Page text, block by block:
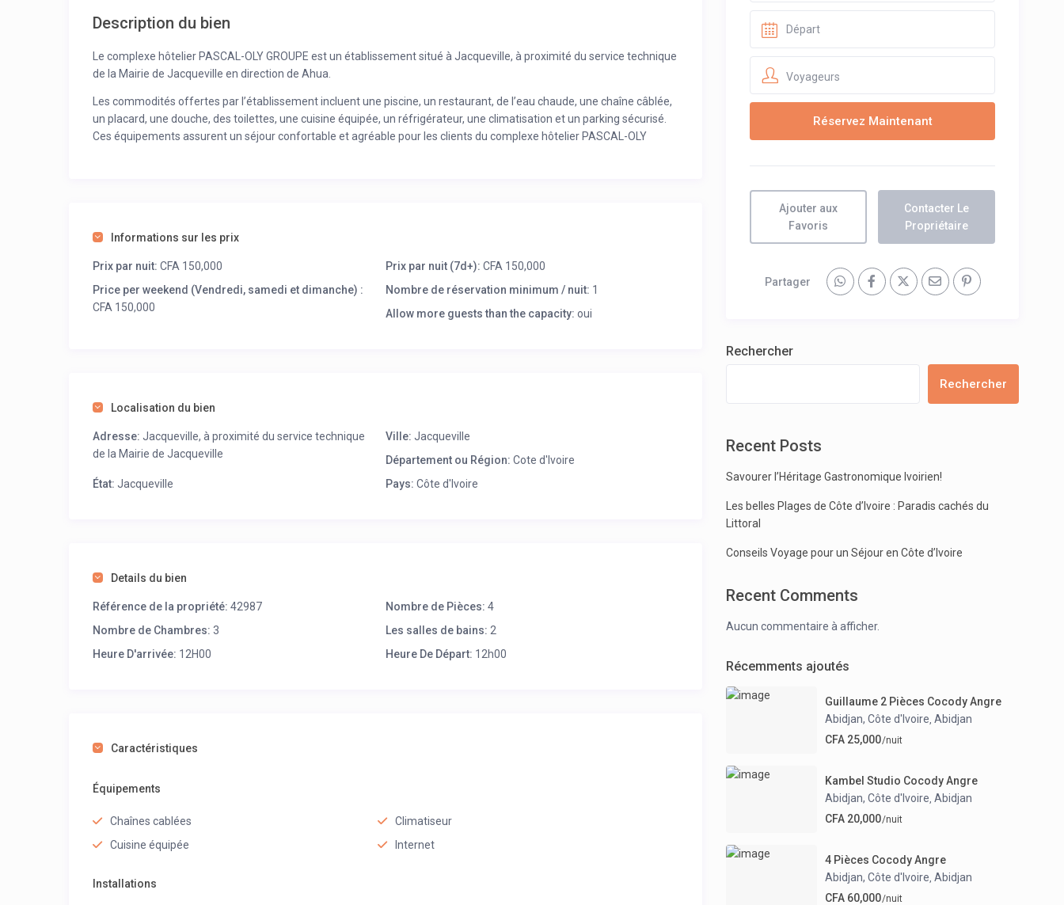
Description du bien
Le complexe hôtelier PASCAL-OLY GROUPE est un établissement situé à Jacqueville, à proximité du service technique
de la Mairie de Jacqueville en direction de Ahua.
Les commodités offertes par l’établissement incluent une piscine, un restaurant, de l’eau chaude, une chaîne câblée,
un placard, une douche, des toilettes, une cuisine équipée, un réfrigérateur, une climatisation et un parking sécurisé.
Ces équipements assurent un séjour confortable et agréable pour les clients du complexe hôtelier PASCAL-OLY
Informations sur les prix
Prix par nuit: CFA 150,000 Prix par nuit (7d+): CFA 150,000
Price per weekend (Vendredi, samedi et dimanche) :
CFA 150,000
Nombre de réservation minimum / nuit: 1
Allow more guests than the capacity: oui
Localisation du bien
Adresse: Jacqueville, à proximité du service technique
de la Mairie de Jacqueville
Ville: Jacqueville
Département ou Région: Cote d'Ivoire
État: Jacqueville Pays: Côte d'Ivoire
Details du bien
Référence de la propriété: 42987 Nombre de Pièces: 4
Nombre de Chambres: 3 Les salles de bains: 2
Heure D'arrivée: 12H00 Heure De Départ: 12h00
Caractéristiques
Équipements
Chaînes cablées
Climatiseur
Cuisine équipée
Internet
Installations
Voyageurs
Ajouter aux
Favoris
Contacter Le
Propriétaire
Partager
Rechercher
Rechercher
Recent Posts
Savourer l’Héritage Gastronomique Ivoirien!
Les belles Plages de Côte d’Ivoire : Paradis cachés du
Littoral
Conseils Voyage pour un Séjour en Côte d’Ivoire
Recent Comments
Aucun commentaire à afficher.
Récemments ajoutés
Guillaume 2 Pièces Cocody Angre
Abidjan, Côte d'Ivoire Abidjan
CFA 25,000/nuit
Kambel Studio Cocody Angre
Abidjan, Côte d'Ivoire Abidjan
CFA 20,000/nuit
4 Pièces Cocody Angre
Abidjan, Côte d'Ivoire Abidjan
CFA 60,000/nuit